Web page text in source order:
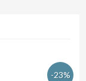
-23%